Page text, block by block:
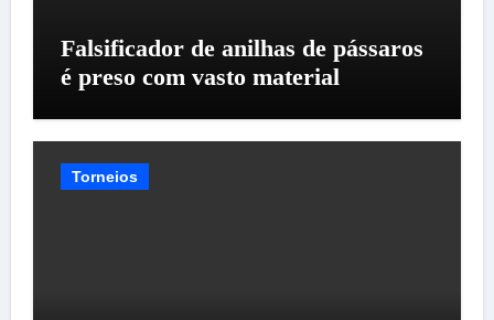
Falsificador de anilhas de pássaros
é preso com vasto material
Torneios